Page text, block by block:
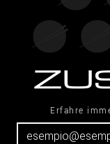
Erfahre